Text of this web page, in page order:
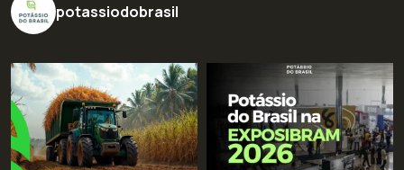
potassiodobrasil